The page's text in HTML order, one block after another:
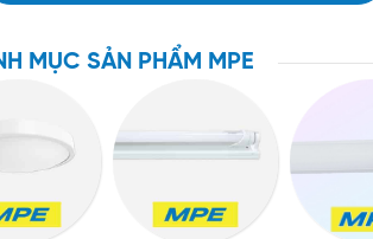
tạo đèn led âm trần MPE
với nhiều ưu điểm như thiết kế siêu
hiệu quả. Đồng thời, mang lại cảm
MỤC SẢN PHẨM MPE